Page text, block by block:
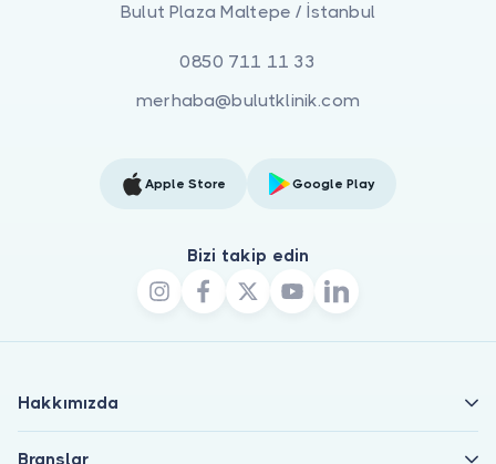
Bulut Plaza Maltepe / İstanbul
0850 711 11 33
merhaba@bulutklinik.com
Apple Store Google Play
Bizi takip edin
Hakkımızda
Branşlar